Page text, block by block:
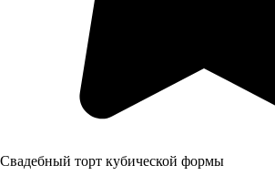
Свадебный торт кубической формы